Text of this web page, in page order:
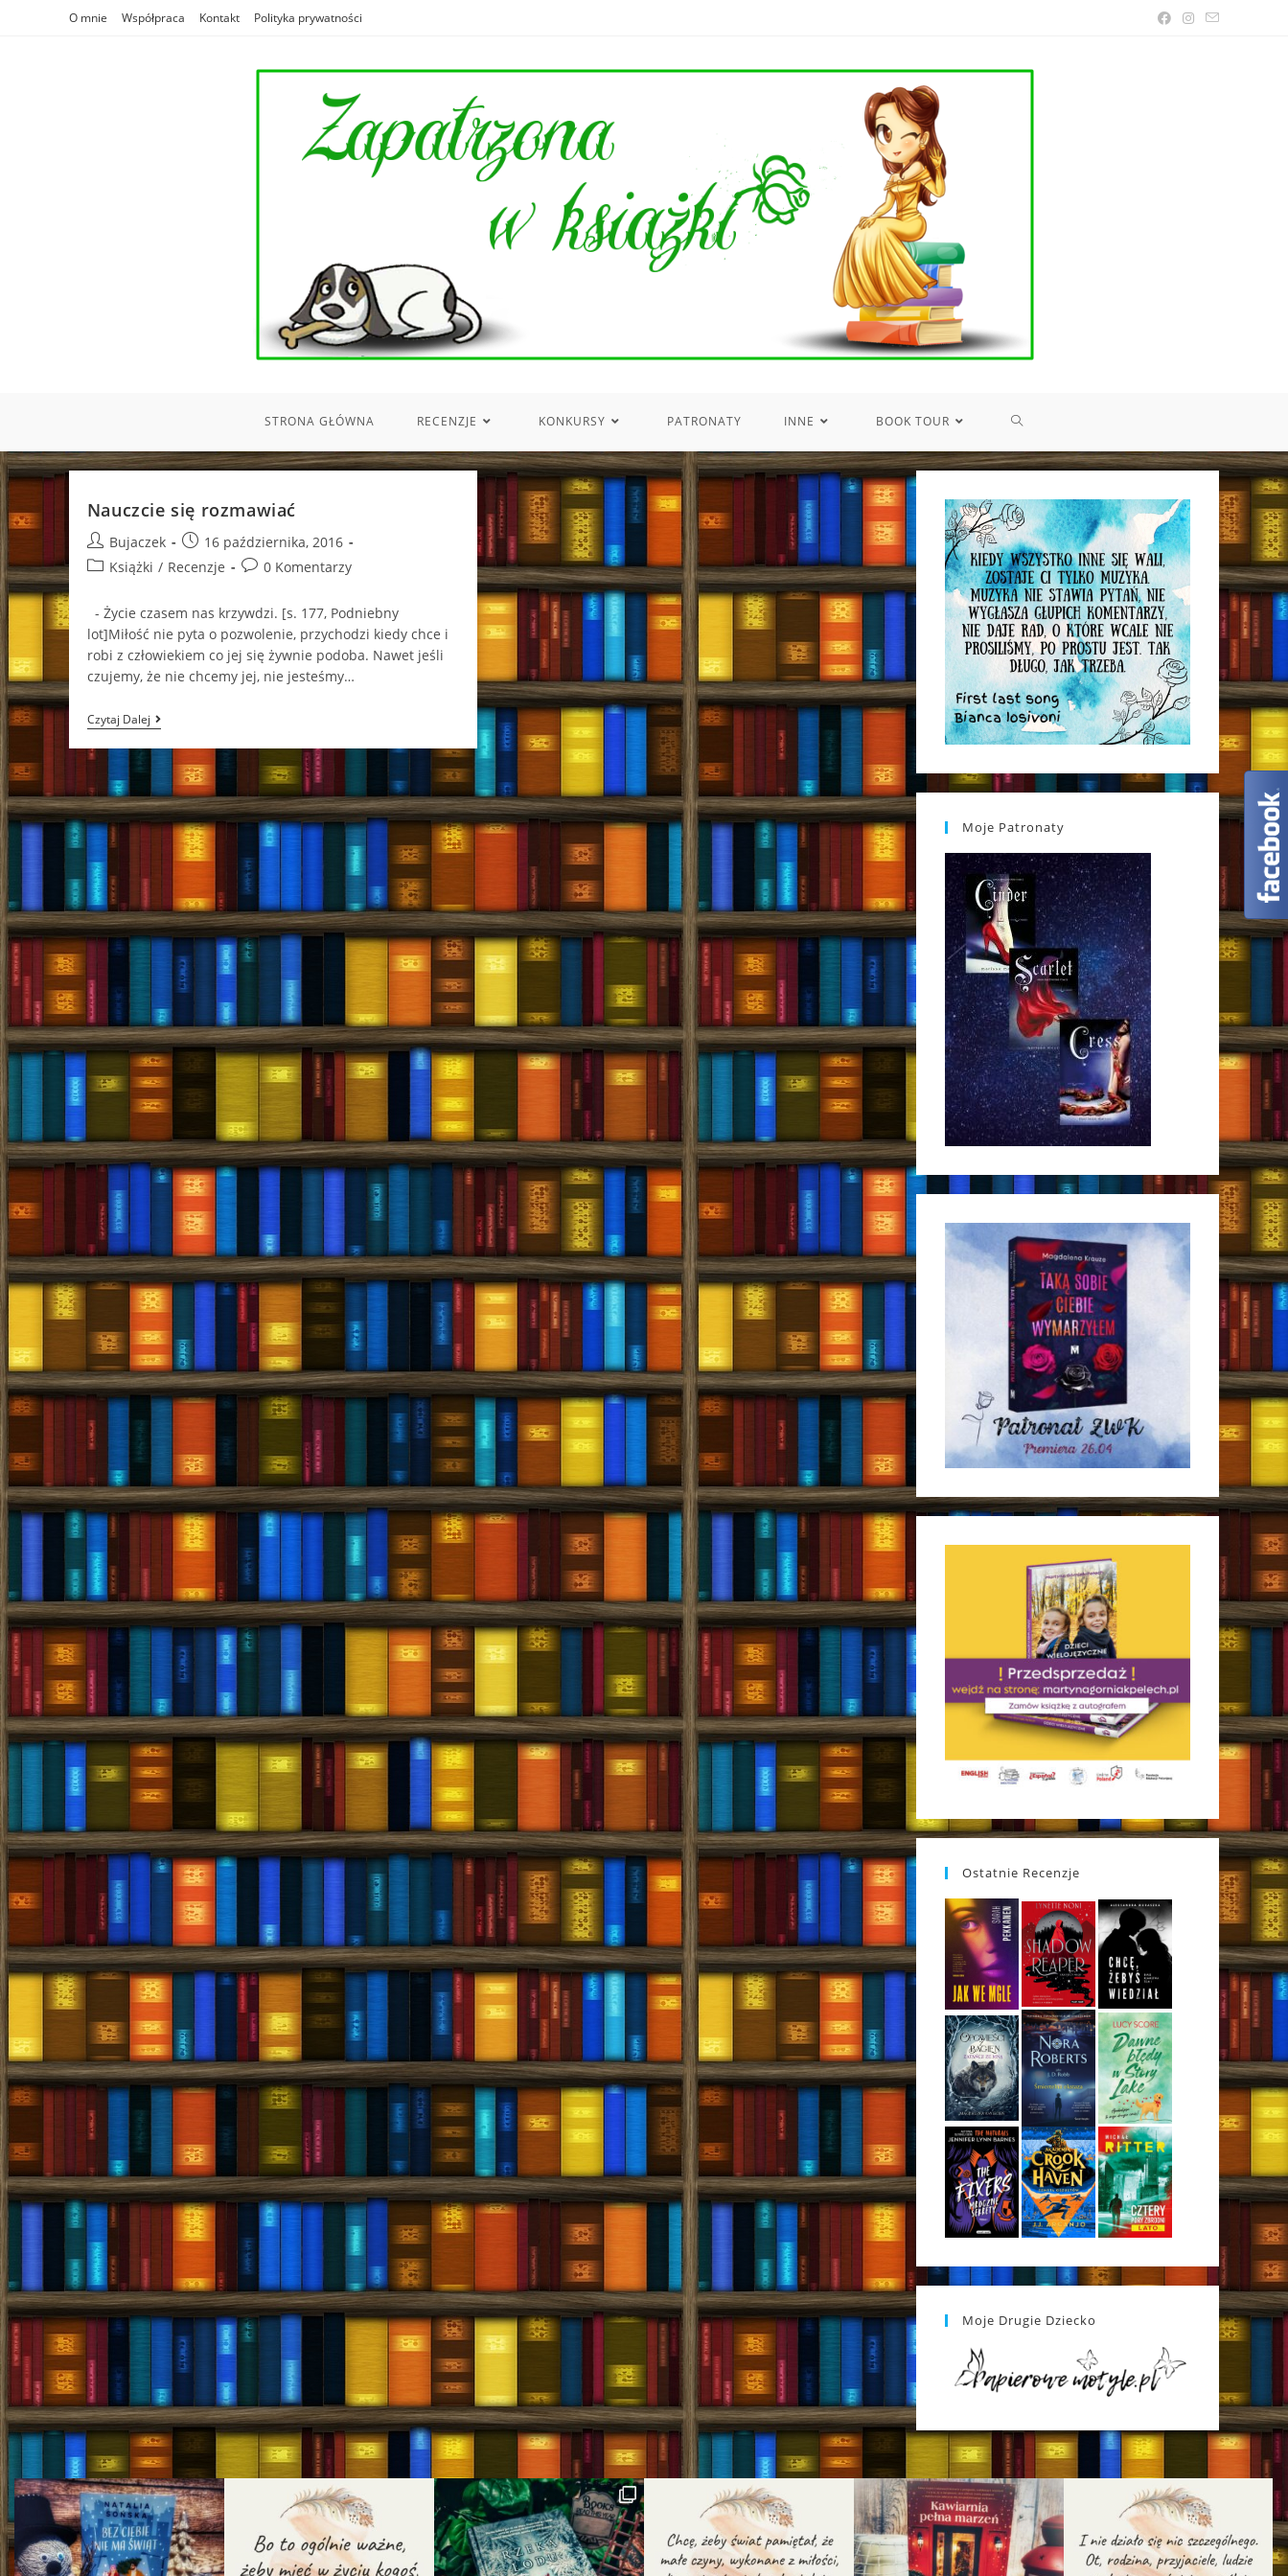
O mnie Współpraca Kontakt Polityka prywatności
STRONA GŁÓWNA RECENZJE KONKURSY PATRONATY INNE BOOK TOUR TOGGLE
SEARCH
Nauczcie się rozmawiać
Post
author:
Bujaczek
Post
published:
16 października, 2016
PostKsiążki / Recenzje
Post0 Komentarzy
- Życie czasem nas krzywdzi. [s. 177, Podniebny
lot]Miłość nie pyta o pozwolenie, przychodzi kiedy chce i
robi z człowiekiem co jej się żywnie podoba. Nawet jeśli
czujemy, że nie chcemy jej, nie jesteśmy…
Czytaj DalejNauczcie
Się
Rozmawiać
Moje Patronaty
Ostatnie Recenzje
Moje Drugie Dziecko